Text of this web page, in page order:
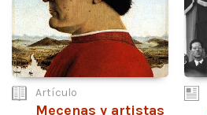
Artículo
Mecenas y artistas